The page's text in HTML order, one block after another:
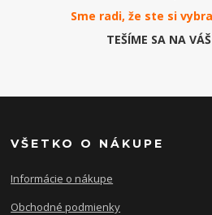
Sme radi, že ste si
TEŠÍME SA NA
VŠETKO O NÁKUPE
Informácie o nákupe
Obchodné podmienky